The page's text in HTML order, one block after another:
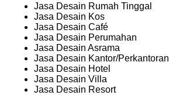
Jasa Desain Rumah Tinggal
Jasa Desain Kos
Jasa Desain Café
Jasa Desain Perumahan
Jasa Desain Asrama
Jasa Desain Kantor/Perkantoran
Jasa Desain Hotel
Jasa Desain Villa
Jasa Desain Resort